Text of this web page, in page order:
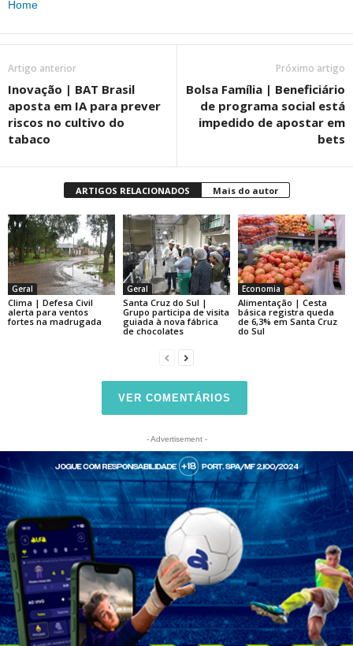
Home
Artigo anterior
Inovação | BAT Brasil
aposta em IA para prever
riscos no cultivo do
tabaco
Próximo artigo
Bolsa Família | Beneficiário
de programa social está
impedido de apostar em
bets
ARTIGOS RELACIONADOS Mais do autor
Geral
Clima | Defesa Civil
alerta para ventos
fortes na madrugada
Geral
Santa Cruz do Sul |
Grupo participa de visita
guiada à nova fábrica
de chocolates
Economia
Alimentação | Cesta
básica registra queda
de 6,3% em Santa Cruz
do Sul
VER COMENTÁRIOS
- Advertisement -